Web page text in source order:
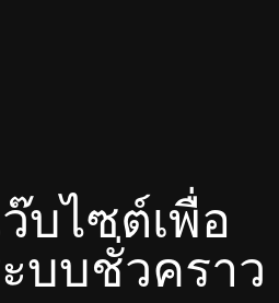
บไซต์เพื่อ
บบชั่วคราว